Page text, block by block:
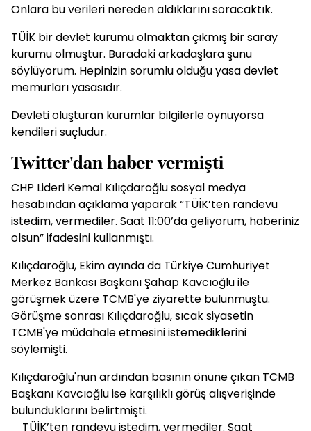
Onlara bu verileri nereden aldıklarını soracaktık.
TÜİK bir devlet kurumu olmaktan çıkmış bir saray
kurumu olmuştur. Buradaki arkadaşlara şunu
söylüyorum. Hepinizin sorumlu olduğu yasa devlet
memurları yasasıdır.
Devleti oluşturan kurumlar bilgilerle oynuyorsa
kendileri suçludur.
Twitter'dan haber vermişti
CHP Lideri Kemal Kılıçdaroğlu sosyal medya
hesabından açıklama yaparak “TÜİK’ten randevu
istedim, vermediler. Saat 11:00’da geliyorum, haberiniz
olsun” ifadesini kullanmıştı.
Kılıçdaroğlu, Ekim ayında da Türkiye Cumhuriyet
Merkez Bankası Başkanı Şahap Kavcıoğlu ile
görüşmek üzere TCMB'ye ziyarette bulunmuştu.
Görüşme sonrası Kılıçdaroğlu, sıcak siyasetin
TCMB'ye müdahale etmesini istemediklerini
söylemişti.
Kılıçdaroğlu'nun ardından basının önüne çıkan TCMB
Başkanı Kavcıoğlu ise karşılıklı görüş alışverişinde
bulunduklarını belirtmişti.
TÜİK’ten randevu istedim, vermediler. Saat